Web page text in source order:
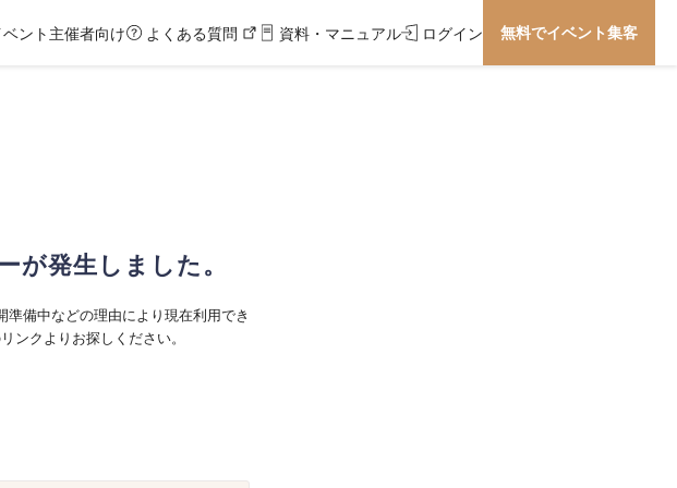
ベント主催者向け よくある質問 資料・マニュアル ログイン 無料でイベント集客
が発生しました。
備中などの理由により現在利用でき
ンクよりお探しください。